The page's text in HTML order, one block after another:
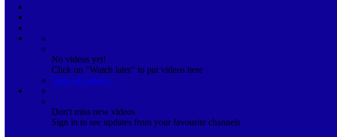
No videos yet!
Click on "Watch later" to put videos here
View all videos
Don't miss new videos
Sign in to see updates from your favourite channels